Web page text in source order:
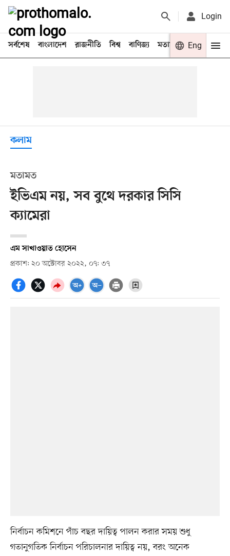
Login
সর্বশেষ বাংলাদেশ রাজনীতি বিশ্ব বাণিজ্য মতামত খেলা
Eng
কলাম
মতামত
ইভিএম নয়, সব বুথে দরকার সিসি
ক্যামেরা
এম সাখাওয়াত হোসেন
প্রকাশ: ২০ অক্টোবর ২০২২, ০৭: ৩৭
নির্বাচন কমিশনে পাঁচ বছর দায়িত্ব পালন করার সময় শুধু
গতানুগতিক নির্বাচন পরিচালনার দায়িত্ব নয়, বরং অনেক